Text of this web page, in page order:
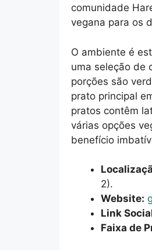
comunidade
vegana para os
O ambiente é
uma seleção de
porções são
prato principal
pratos contêm
várias opções
benefício
2).
Website:
Link
Faixa de